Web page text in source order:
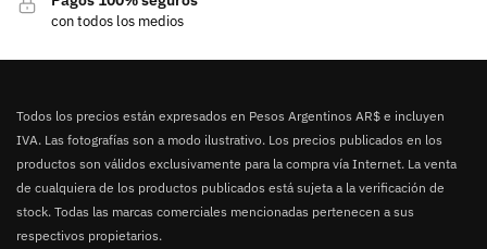
con todos los medios
Todos los precios están expresados en Pesos Argentinos AR$ e incluyen
IVA. Las fotografías son a modo ilustrativo. Los precios publicados en los
productos son válidos exclusivamente para la compra vía Internet. La venta
de cualquiera de los productos publicados está sujeta a la verificación de
stock. Todas las marcas comerciales mencionadas pertenecen a sus
respectivos propietarios.